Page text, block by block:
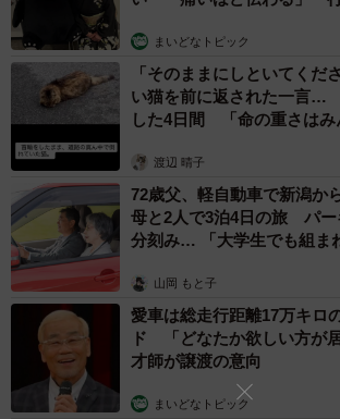
まいどなトピック
「そのままにしといてくだ
い猫を前に返された一言…
した4日間 「命の重さはみ
渡辺 晴子
72歳父、軽自動車で新潟
母と2人で3泊4日の旅 パー
分刻み… 「大学生でも組ま
山岡 もと子
愛車は総走行距離17万キロ
ド 「どなたか欲しい方が
才師が譲渡の意向
まいどなトピック